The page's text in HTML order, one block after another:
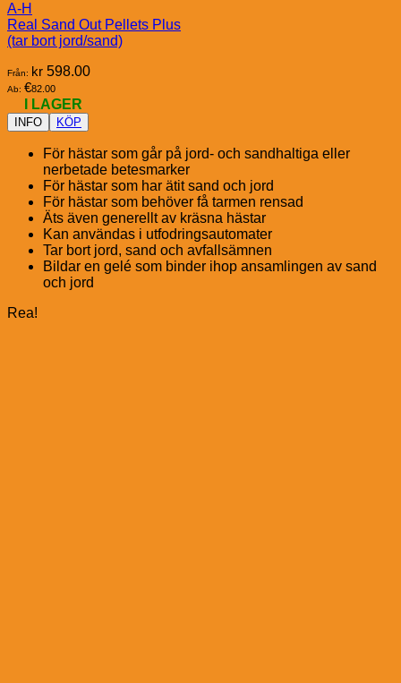
A-H
Real Sand Out Pellets Plus
(tar bort jord/sand)
Från: kr 598.00
Ab: €82.00
I LAGER
INFO KÖP
För hästar som går på jord- och sandhaltiga eller
nerbetade betesmarker
För hästar som har ätit sand och jord
För hästar som behöver få tarmen rensad
Äts även generellt av kräsna hästar
Kan användas i utfodringsautomater
Tar bort jord, sand och avfallsämnen
Bildar en gelé som binder ihop ansamlingen av sand
och jord
Rea!